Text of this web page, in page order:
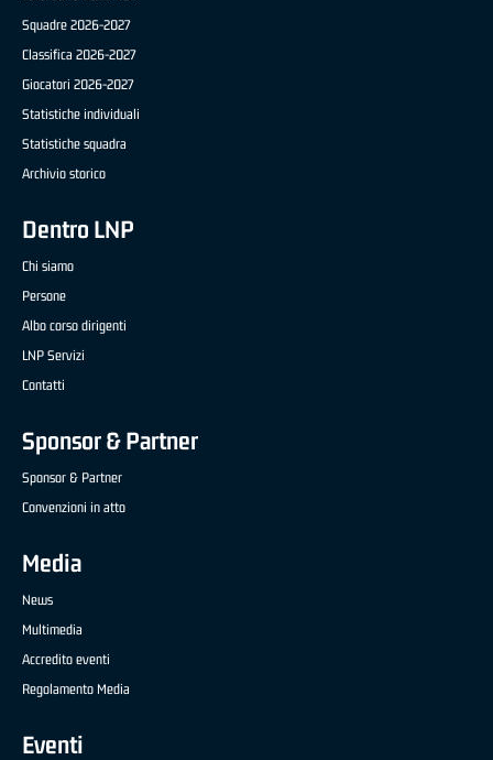
Squadre 2026-2027
Classifica 2026-2027
Giocatori 2026-2027
Statistiche individuali
Statistiche squadra
Archivio storico
Dentro LNP
Chi siamo
Persone
Albo corso dirigenti
LNP Servizi
Contatti
Sponsor & Partner
Sponsor & Partner
Convenzioni in atto
Media
News
Multimedia
Accredito eventi
Regolamento Media
Eventi